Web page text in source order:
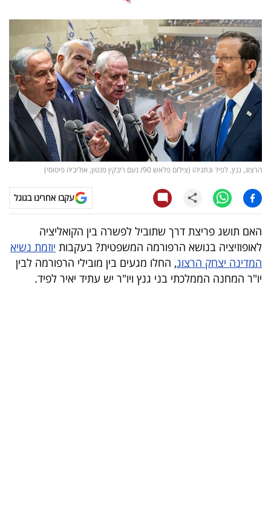
מדדים
ומחקרים
דעות
רכילות
עסקית
קריפטו
ויראלי
טלוויזיה
עסקי
ספורט
קריירה
הרצוג, גנץ, לפיד ונתניהו (צילום פלאש 90/ נעם ריבקין פנטון, אוליביה פיטוסי)
עקבו אחרינו בגוגל
האם תושג פריצת דרך שתוביל לפשרה בין הקואליציה
לאופוזיציה בנושא הרפורמה המשפטית? בעקבות יוזמת נשיא
המדינה יצחק הרצוג, החלו מגעים בין מובילי הרפורמה לבין
יו"ר המחנה הממלכתי בני גנץ ויו"ר יש עתיד יאיר לפיד.